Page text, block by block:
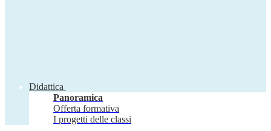
Didattica
Panoramica
Offerta formativa
I progetti delle classi